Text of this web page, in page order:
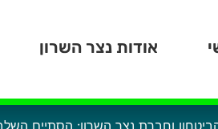
אודות נצר השרון